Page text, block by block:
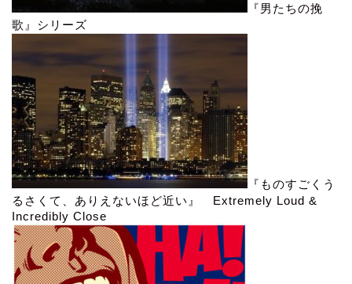
『男たちの挽
歌』シリーズ
『ものすごくう
るさくて、ありえないほど近い』 Extremely Loud &
Incredibly Close